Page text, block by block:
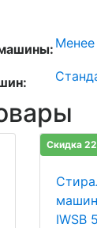
Скидка
IWSB